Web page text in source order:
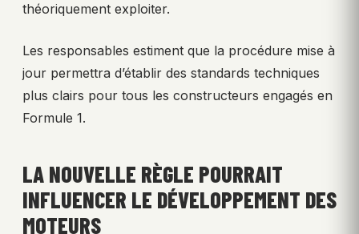
théoriquement exploiter.
Les responsables estiment que la procédure mise à
jour permettra d’établir des standards techniques
plus clairs pour tous les constructeurs engagés en
Formule 1.
LA NOUVELLE RÈGLE POURRAIT
INFLUENCER LE DÉVELOPPEMENT DES
MOTEURS